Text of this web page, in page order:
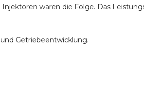
waren die Folge. Das
Getriebeentwicklung.